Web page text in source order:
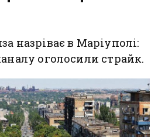
назріває в Маріуполі:
оголосили страйк.